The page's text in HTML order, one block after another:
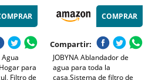
para
Filtro de
COMPRAR
Compartir:
JOBYNA Ablandador de
agua para toda la
casa,Sistema de filtro de